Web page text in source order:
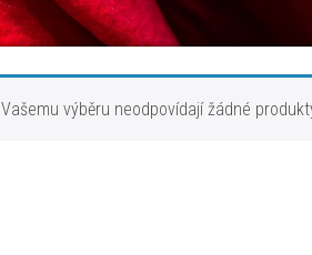
Vašemu výběru neodpovídají žádné